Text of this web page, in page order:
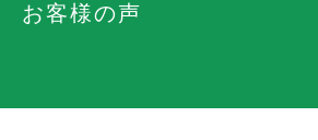
お客様の声